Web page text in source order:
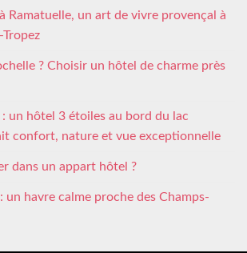
Ramatuelle, un art de vivre provençal à
? Choisir un hôtel de charme près
: un hôtel 3 étoiles au bord du lac
confort, nature et vue exceptionnelle
dans un appart hôtel ?
un havre calme proche des Champs-